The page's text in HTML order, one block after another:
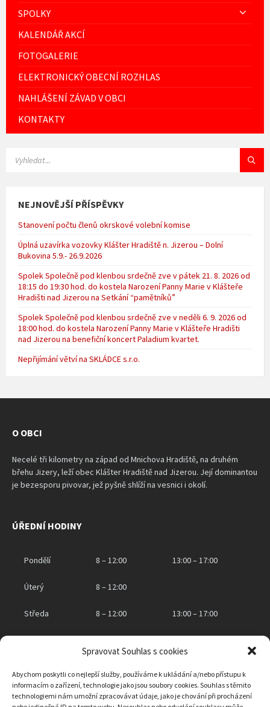
Spravovat Souhlas s cookies
Abychom poskytli co nejlepší služby, používáme k ukládání a/nebo přístupu k
informacím o zařízení, technologie jako jsou soubory cookies. Souhlas s těmito
technologiemi nám umožní zpracovávat údaje, jako je chování při procházení
SPOLKY
KALENDÁŘ AKCÍ
FOTOGALERIE
ELEKTRONICKÝ OBECNÍ ROZHLAS
NAHLÁŠENÍ ZÁVAD V OBCI
KONTAKTY
NEJNOVĚJŠÍ PŘÍSPĚVKY
Stanovení počtu členů okrskové volební komise
Úplná uzavírka vozovky Klášter Hradiště n. Jizerou – Dolní
Bukovina 5.9.- 26.9.2026
Spolek Společně pod klenbou srdečně zve v pátek 21. 8. 2026 od
18:15 do 19:30 hod. do kostela Narození Panny Marie v Klášteře
Hradišti nad Jizerou na Setkání “pamětníků”
Spolek Společně pod klenbou srdečně zve v neděli 6. 9. 2026 od
18:00 hod. do kostela Narození Panny Marie v Klášteře Hradišti
nad Jizerou na benefiční koncert Paladium kvartet.
Nepřijímání větví na SKLÁDCE s.r.o.
O OBCI
Necelé tři kilometry na západ od Mnichova Hradiště, na druhém
břehu Jizery, leží obec Klášter Hradiště nad Jizerou. Její dominantou
je bezesporu pivovar, jež pyšně shlíží na vesnici i okolí.
ÚŘEDNÍ HODINY
Pondělí 8 – 12:00 13:00 – 17:00
Úterý 8 – 12:00
Středa 8 – 12:00 13:00 – 17:00